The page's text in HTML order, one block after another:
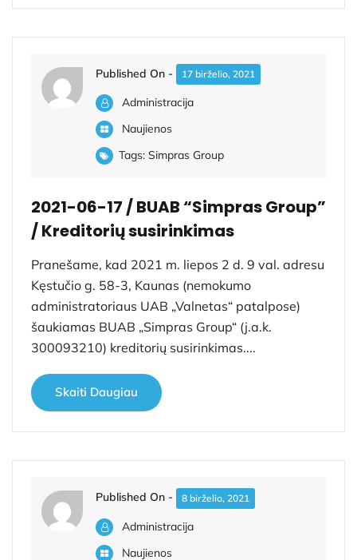
Published On - 17 birželio, 2021
Administracija
Naujienos
Tags: Simpras Group
2021-06-17 / BUAB “Simpras Group”
/ Kreditorių susirinkimas
Pranešame, kad 2021 m. liepos 2 d. 9 val. adresu
Kęstučio g. 58-3, Kaunas (nemokumo
administratoriaus UAB „Valnetas“ patalpose)
šaukiamas BUAB „Simpras Group“ (j.a.k.
300093210) kreditorių susirinkimas....
Skaiti Daugiau
Published On - 8 birželio, 2021
Administracija
Naujienos